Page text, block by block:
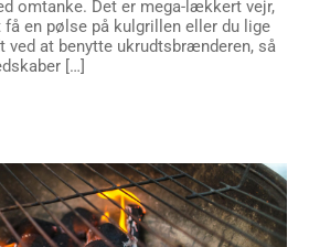
omtanke. Det er mega-lækkert vejr,
få en pølse på kulgrillen eller du lige
ved at benytte ukrudtsbrænderen, så
[…]